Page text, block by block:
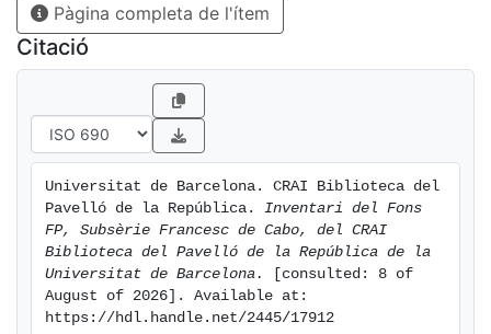
Pàgina completa de l'ítem
Citació
Universitat de Barcelona. CRAI Biblioteca del
Pavelló de la República. Inventari del Fons
FP, Subsèrie Francesc de Cabo, del CRAI
Biblioteca del Pavelló de la República de la
Universitat de Barcelona.
[consulted: 8 of
August of 2026]. Available at:
https://hdl.handle.net/2445/17912